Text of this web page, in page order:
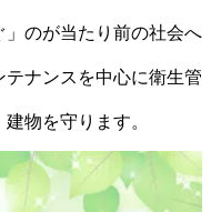
」のが当たり前の社会へ
ナンスを中心に衛生管
物を守ります。